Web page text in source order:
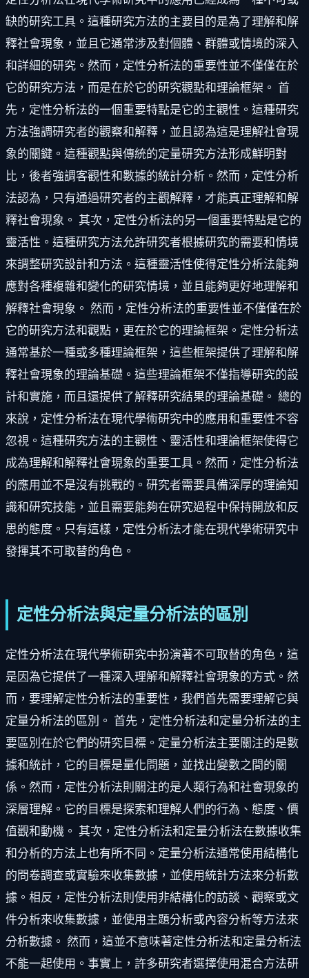
缺的研究工具。這種研究方法的主要目的是為了理解和解
釋社會現象，並且它通常涉及對個體、群體或情境的深入
和詳細的研究。然而，定性分析法的重要性並不僅僅在於
它的研究方法，而是在於它的研究觀點和理論框架。 首
先，定性分析法的一個重要特點是它的主觀性。這種研究
方法強調研究者的觀察和解釋，並且認為這是理解社會現
象的關鍵。這種觀點與傳統的定量研究方法形成鮮明對
比，後者強調客觀性和數據的統計分析。然而，定性分析
法認為，只有通過研究者的主觀解釋，才能真正理解和解
釋社會現象。 其次，定性分析法的另一個重要特點是它的
靈活性。這種研究方法允許研究者根據研究的需要和情境
來調整研究設計和方法。這種靈活性使得定性分析法能夠
應對各種複雜和變化的研究情境，並且能夠更好地理解和
解釋社會現象。 然而，定性分析法的重要性並不僅僅在於
它的研究方法和觀點，更在於它的理論框架。定性分析法
通常基於一種或多種理論框架，這些框架提供了理解和解
釋社會現象的理論基礎。這些理論框架不僅指導研究的設
計和實施，而且還提供了解釋研究結果的理論基礎。 總的
來說，定性分析法在現代學術研究中的應用和重要性不容
忽視。這種研究方法的主觀性、靈活性和理論框架使得它
成為理解和解釋社會現象的重要工具。然而，定性分析法
的應用並不是沒有挑戰的。研究者需要具備深厚的理論知
識和研究技能，並且需要能夠在研究過程中保持開放和反
思的態度。只有這樣，定性分析法才能在現代學術研究中
發揮其不可取替的角色。
定性分析法與定量分析法的區別
定性分析法在現代學術研究中扮演著不可取替的角色，這
是因為它提供了一種深入理解和解釋社會現象的方式。然
而，要理解定性分析法的重要性，我們首先需要理解它與
定量分析法的區別。 首先，定性分析法和定量分析法的主
要區別在於它們的研究目標。定量分析法主要關注的是數
據和統計，它的目標是量化問題，並找出變數之間的關
係。然而，定性分析法則關注的是人類行為和社會現象的
深層理解。它的目標是探索和理解人們的行為、態度、價
值觀和動機。 其次，定性分析法和定量分析法在數據收集
和分析的方法上也有所不同。定量分析法通常使用結構化
的問卷調查或實驗來收集數據，並使用統計方法來分析數
據。相反，定性分析法則使用非結構化的訪談、觀察或文
件分析來收集數據，並使用主題分析或內容分析等方法來
分析數據。 然而，這並不意味著定性分析法和定量分析法
不能一起使用。事實上，許多研究者選擇使用混合方法研